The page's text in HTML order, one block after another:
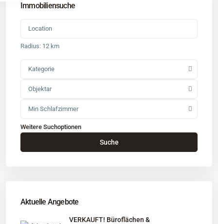
Immobiliensuche
Radius: 12 km
Kategorie
Objektar
Min Schlafzimmer
Weitere Suchoptionen
Suche
Aktuelle Angebote
VERKAUFT! Büroflächen &
Kontakt
: Buchholz in der Nordheide